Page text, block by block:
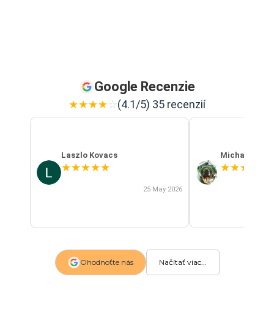
Google Recenzie
★★★★☆(4.1/5) 35 recenzií
Laszlo Kovacs
★★★★★
25 May 2026
Michal Szabo
★★★
Ohodnoťte nás Načítať viac...